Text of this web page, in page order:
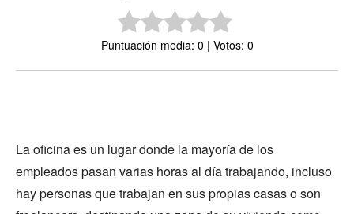
Puntuación media: 0 | Votos: 0
La oficina es un lugar donde la mayoría de los
empleados pasan varias horas al día trabajando, incluso
hay personas que trabajan en sus propias casas o son